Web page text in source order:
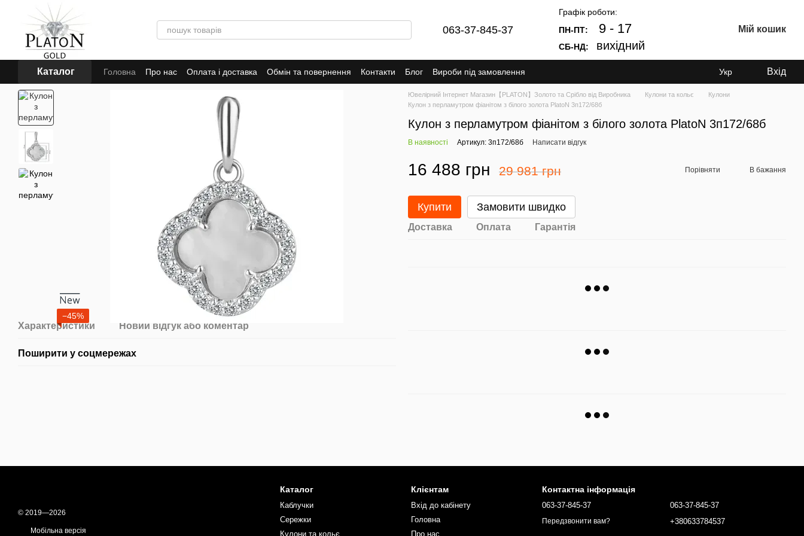
Перейти до основного контенту
063-37-845-37
Графік роботи:
ПН-ПТ:
9 - 17
СБ-НД: вихідний
Мій кошик
Каталог Головна Про нас Оплата і доставка Обмін та повернення Контакти Блог Вироби під замовлення Укр Вхід
−45%
Характеристики Новий відгук або коментар
Поширити у соцмережах
Ювелірний Інтернет Магазин【PLATON】Золото та Срібло від Виробника Кулони та кольє
Кулони
Кулон з перламутром фіанітом з білого золота PlatoN 3п172/68б
Кулон з перламутром фіанітом з білого золота PlatoN 3п172/68б
В наявності Артикул: 3п172/68б Написати відгук
16 488 грн 29 981 грн Порівняти В бажання
Купити Замовити швидко
Доставка Оплата Гарантія
© 2019—2026
Мобільна версія
Каталог
Каблучки
Сережки
Кулони та кольє
Клієнтам
Вхід до кабінету
Головна
Про нас
Контактна інформація
063-37-845-37
Передзвонити вам?
063-37-845-37
+380633784537